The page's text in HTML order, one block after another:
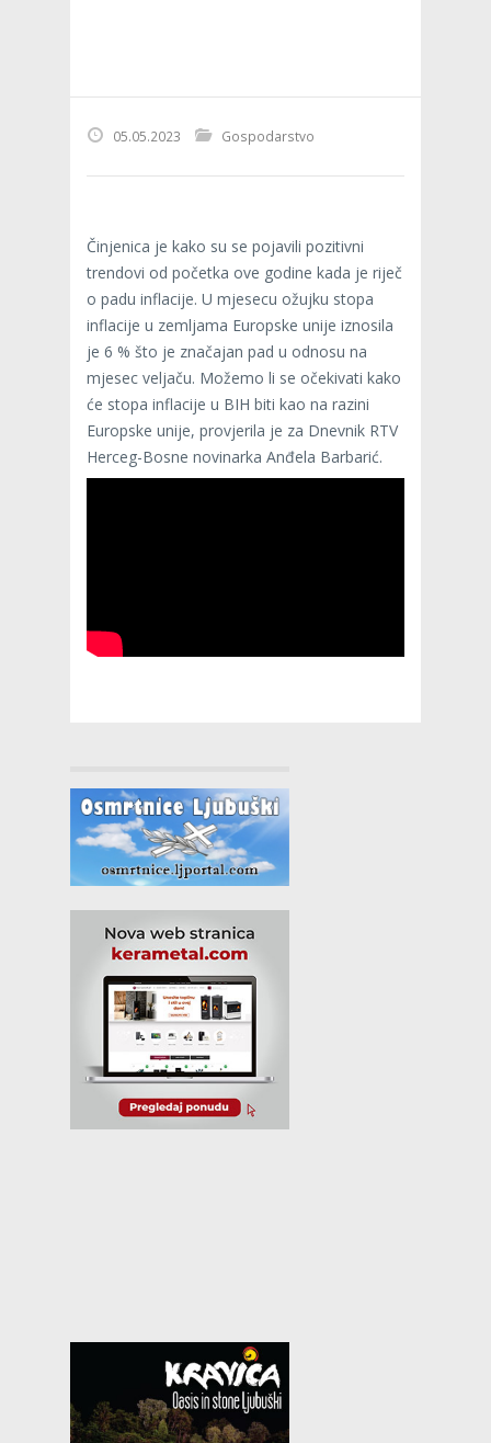
05.05.2023 Gospodarstvo
Činjenica je kako su se pojavili pozitivni
trendovi od početka ove godine kada je riječ
o padu inflacije. U mjesecu ožujku stopa
inflacije u zemljama Europske unije iznosila
je 6 % što je značajan pad u odnosu na
mjesec veljaču. Možemo li se očekivati kako
će stopa inflacije u BIH biti kao na razini
Europske unije, provjerila je za Dnevnik RTV
Herceg-Bosne novinarka Anđela Barbarić.